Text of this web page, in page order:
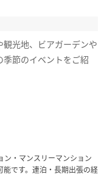
光地、ビアガーデンや
節のイベントをご紹
ン・マンスリーマンション
です。連泊・長期出張の経